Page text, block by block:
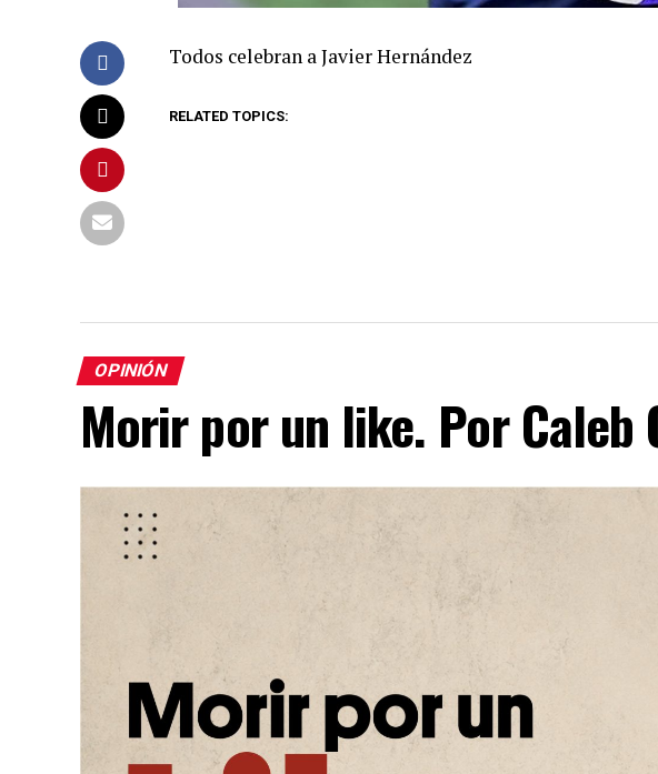
Todos celebran a Javier Hernández
RELATED TOPICS:
OPINIÓN
Morir por un like. Por Caleb